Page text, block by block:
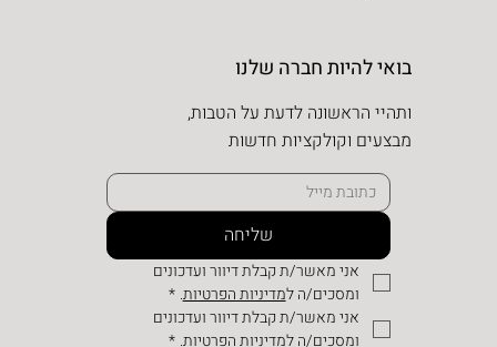
בואי להיות חברה שלנו
ותהיי הראשונה לדעת על הטבות,
מבצעים וקולקציות חדשות
שליחה
ומסכים/ה למדיניות הפרטיות.
*
ומסכים/ה למדיניות הפרטיות. *